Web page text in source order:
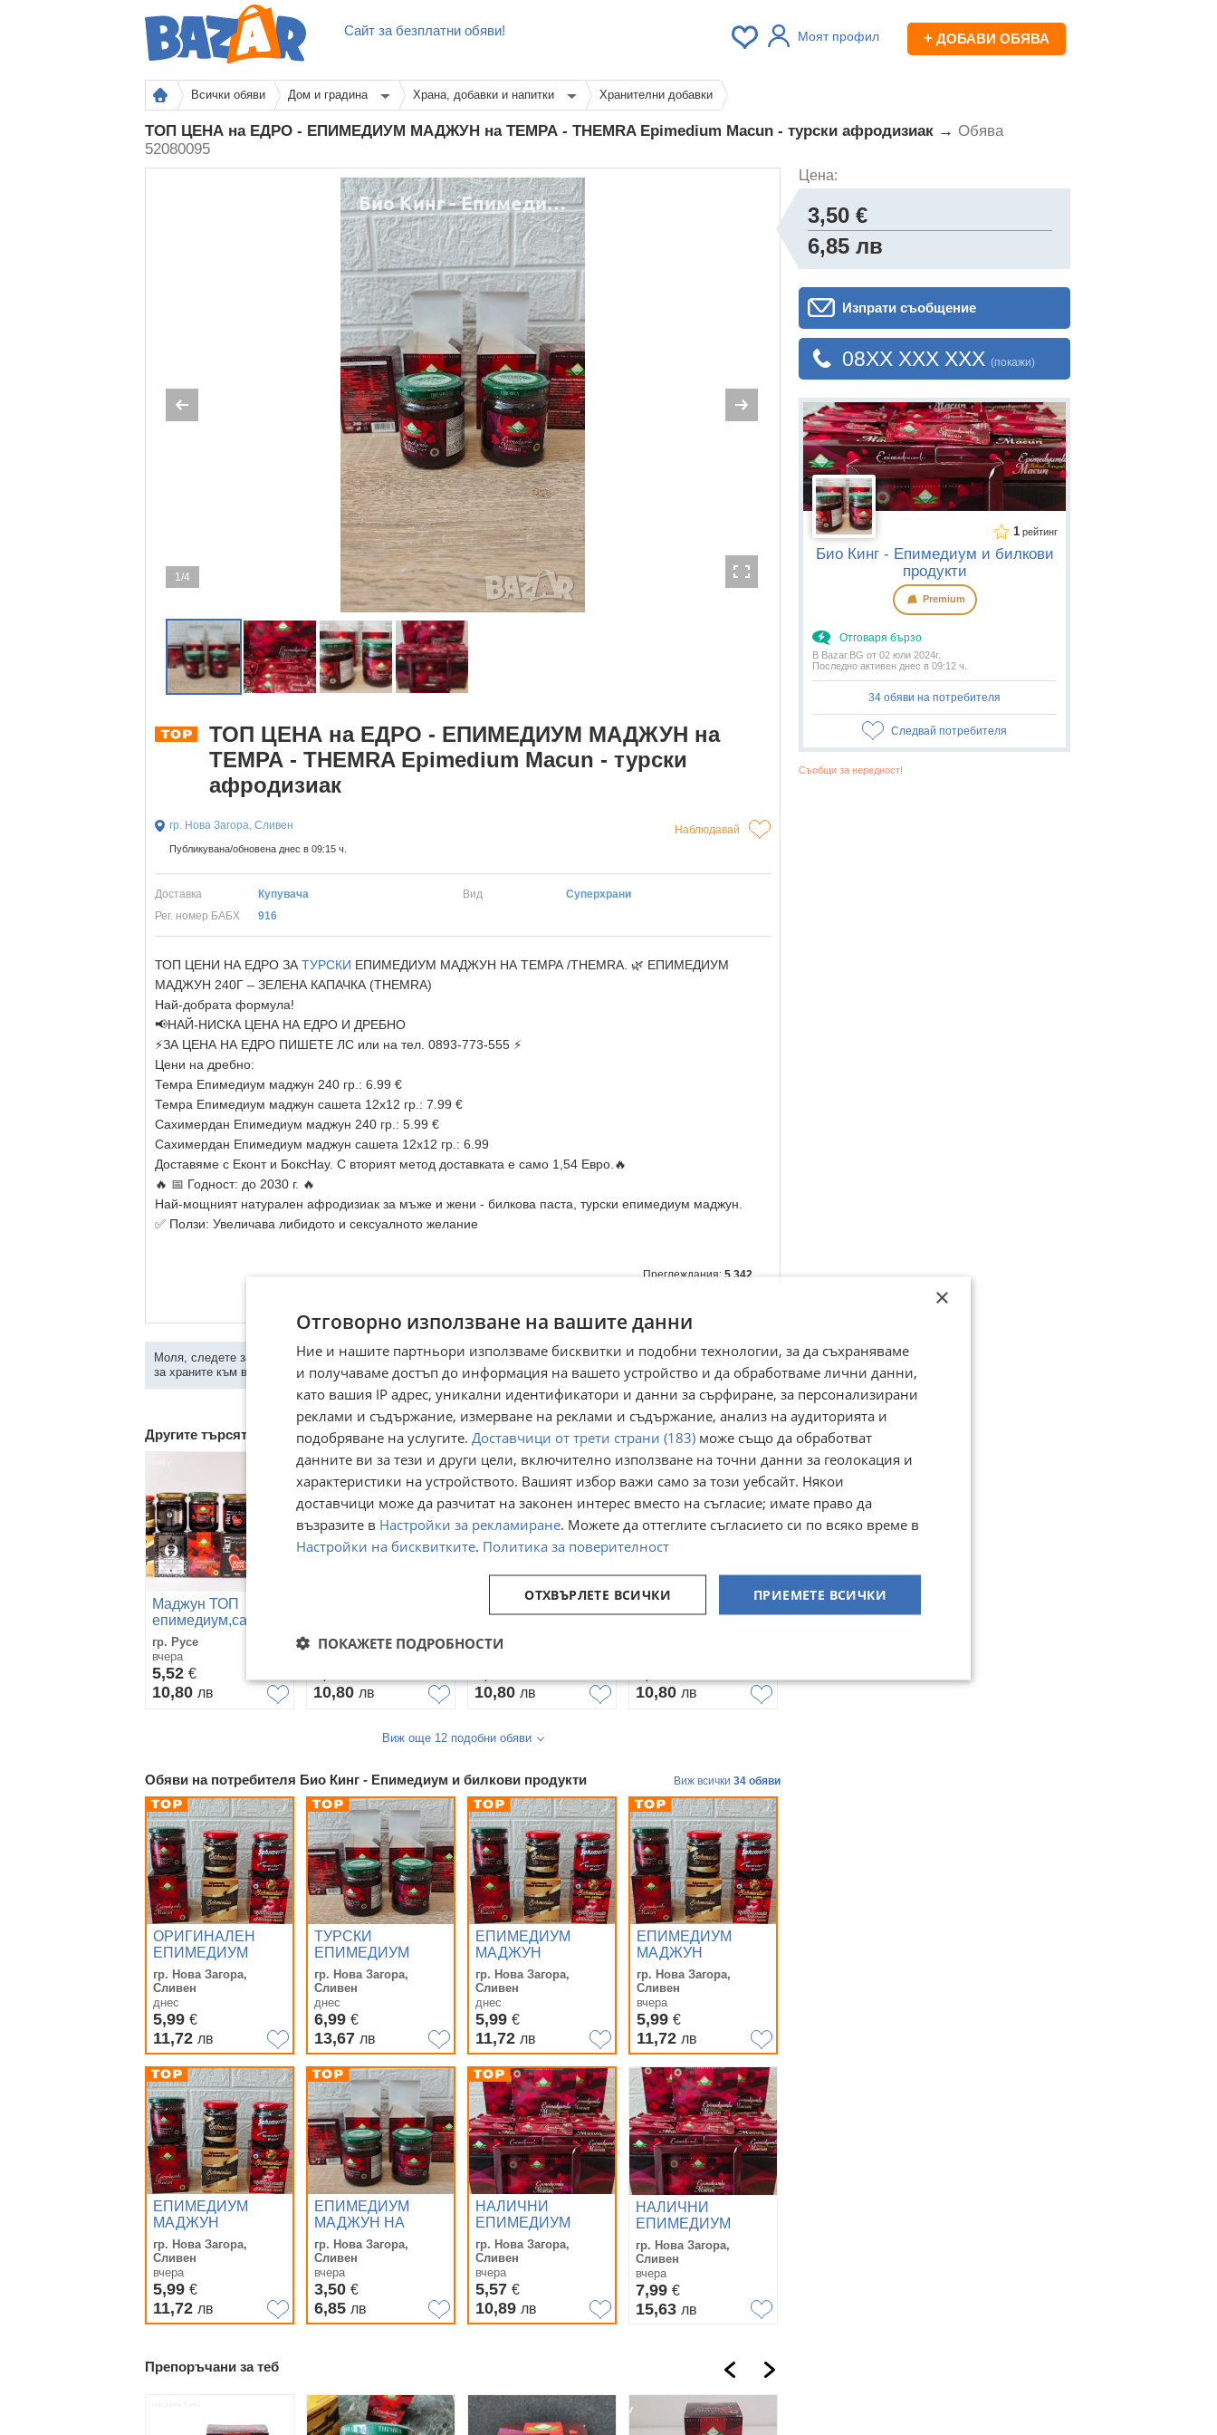
Сайт за безплатни обяви! Моят профил + ДОБАВИ ОБЯВА
Всички обяви Дом и градина Храна, добавки и напитки Хранителни добавки
ТОП ЦЕНА на ЕДРО - ЕПИМЕДИУМ МАДЖУН на ТЕМРА - THEMRA Epimedium Macun - турски афродизиак → Обява
52080095
1/4
ТОП ЦЕНА на ЕДРО - ЕПИМЕДИУМ МАДЖУН на
ТЕМРА - THEMRA Epimedium Macun - турски
афродизиак
гр. Нова Загора, Сливен Наблюдавай
Публикувана/обновена днес в 09:15 ч.
Доставка Купувача Вид
Суперхрани
Рег. номер БАБХ
916
ТОП ЦЕНИ НА ЕДРО ЗА ТУРСКИ ЕПИМЕДИУМ МАДЖУН НА ТЕМРА /THEMRA. 🌿 ЕПИМЕДИУМ
МАДЖУН 240Г – ЗЕЛЕНА КАПАЧКА (THEMRA)
Най-добрата формула!
📢НАЙ-НИСКА ЦЕНА НА ЕДРО И ДРЕБНО
⚡ЗА ЦЕНА НА ЕДРО ПИШЕТЕ ЛС или на тел. 0893-773-555 ⚡
Цени на дребно:
Темра Епимедиум маджун 240 гр.: 6.99 €
Темра Епимедиум маджун сашета 12х12 гр.: 7.99 €
Сахимердан Епимедиум маджун 240 гр.: 5.99 €
Сахимердан Епимедиум маджун сашета 12х12 гр.: 6.99
Доставяме с Еконт и БоксНау. С вторият метод доставката е само 1,54 Евро.🔥
🔥 📅 Годност: до 2030 г. 🔥
Най-мощният натурален афродизиак за мъже и жени - билкова паста, турски епимедиум маджун.
✅ Ползи: Увеличава либидото и сексуалното желание
Преглеждания: 5 342
Моля, следете за наличието/липсата на документ удостоверяващ вписването в регистрите съобразно Закона
за храните към всяка обява!
Другите търсят също
Маджун ТОП
епимедиум,сахимердан,Q7,стаг9000,шиладжит
гр. Русе
вчера
5,52 €
10,80 лв
,сахимердан,Q7,стаг9000,шиладжит
мумио/epimedium,sahimerdan,stag,titan,Shilajit
гр. Стара Загора
10,80 лв
Маджун ,
епимедиум ,
сахимердан,Q7,стаг9000,шиладжит
гр. София
10,80 лв
Маджун ТОП
епимедиум,сахимердан,Q7,стаг9000,шиладжит
10,80 лв
Виж още 12 подобни обяви
Обяви на потребителя Био Кинг - Епимедиум и билкови продукти Виж всички 34 обяви
ОРИГИНАЛЕН
ЕПИМЕДИУМ
МАДЖУН
Афродизиак -
Темра /
Сахимердан -
Epimedyumlu
Macun сексуален
стимулант
гр. Нова Загора,
Сливен
днес
5,99 €
11,72 лв
ТУРСКИ
ЕПИМЕДИУМ
МАДЖУН
(Epimedium Macun)
240 гр. - THEMRA
(Темра)
гр. Нова Загора,
Сливен
днес
6,99 €
13,67 лв
ЕПИМЕДИУМ
МАДЖУН
Афродизиак -
Темра (Themra) /
Сахимердан
(Sahimerdan)
гр. Нова Загора,
Сливен
днес
5,99 €
11,72 лв
ЕПИМЕДИУМ
МАДЖУН
Афродизиак -
Темра ЗЕЛЕНАТА
КАПАЧКА /
Сахимердан -
Epimedyumlu
Macun
гр. Нова Загора,
Сливен
вчера
5,99 €
11,72 лв
ЕПИМЕДИУМ
МАДЖУН
Афродизиак -
Темра (Themra) /
Сахимердан
(Sahimerdan) - ТОП
ЦЕНА на ЕДРО и
ДРЕБНО
гр. Нова Загора,
Сливен
вчера
5,99 €
11,72 лв
ЕПИМЕДИУМ
МАДЖУН НА
ЕДРО (Epimedium
Macun) 240 грама -
THEMRA (Темра)
гр. Нова Загора,
Сливен
вчера
3,50 €
6,85 лв
НАЛИЧНИ
ЕПИМЕДИУМ
МАДЖУН на
Сашета - Темра и
Сахимердан VIP -
Афродизиак /
Themra /
Sahimerdan
гр. Нова Загора,
Сливен
вчера
5,57 €
10,89 лв
НАЛИЧНИ
ЕПИМЕДИУМ
МАДЖУН Сашета
12х12 грама
(Epimedium Macun)
- THEMRA (Темра)
гр. Нова Загора,
Сливен
вчера
7,99 €
15,63 лв
Препоръчани за теб
Цена:
3,50 €
6,85 лв
Изпрати съобщение
08XX XXX XXX (покажи)
1 рейтинг
Био Кинг - Епимедиум и билкови
продукти
Premium
Отговаря бързо
В Bazar.BG от 02 юли 2024г.
Последно активен днес в 09:12 ч.
34 обяви на потребителя
Следвай потребителя
Съобщи за нередност!
×
Отговорно използване на вашите данни
Ние и нашите партньори използваме бисквитки и подобни технологии, за да съхраняваме
и получаваме достъп до информация на вашето устройство и да обработваме лични данни,
като вашия IP адрес, уникални идентификатори и данни за сърфиране, за персонализирани
реклами и съдържание, измерване на реклами и съдържание, анализ на аудиторията и
подобряване на услугите. Доставчици от трети страни (183) може също да обработват
данните ви за тези и други цели, включително използване на точни данни за геолокация и
характеристики на устройството. Вашият избор важи само за този уебсайт. Някои
доставчици може да разчитат на законен интерес вместо на съгласие; имате право да
възразите в Настройки за рекламиране. Можете да оттеглите съгласието си по всяко време в
Настройки на бисквитките. Политика за поверителност
ПРИЕМЕТЕ ВСИЧКИ
ОТХВЪРЛЕТЕ ВСИЧКИ
ПОКАЖЕТЕ ПОДРОБНОСТИ